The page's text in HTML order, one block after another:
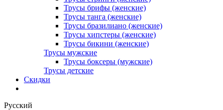
Трусы брифы (женские)
Трусы танга (женские)
Трусы бразилиано (женские)
Трусы хипстеры (женские)
Трусы бикини (женские)
Трусы мужские
Трусы боксеры (мужские)
Трусы детские
Скидки
Русский